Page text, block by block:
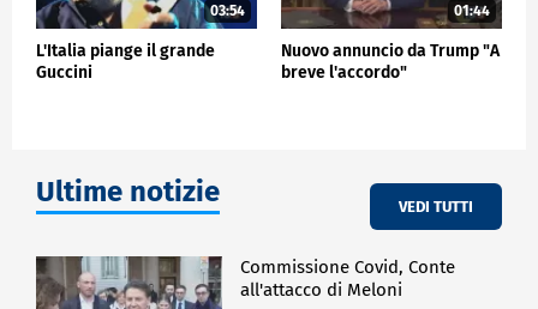
03:54
L'Italia piange il grande
Guccini
01:44
Nuovo annuncio da Trump "A
breve l'accordo"
Ultime notizie VEDI TUTTI
Commissione Covid, Conte
all'attacco di Meloni